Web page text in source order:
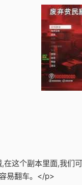
这个副本里面,我们
易翻车。</p>